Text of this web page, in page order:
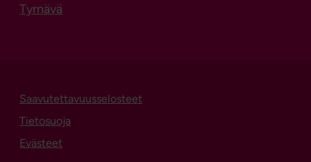
Tyrnävä
Saavutettavuusselosteet
Tietosuoja
Evästeet